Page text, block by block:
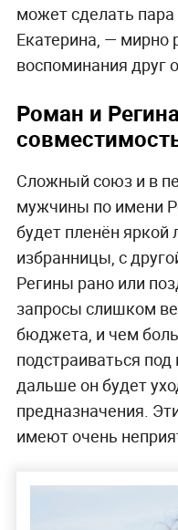
может сделать
Екатерина, — мирно
воспоминания друг
Роман и
Сложный союз и в
мужчины по имени
будет пленён яркой
избранницы, с
Регины рано или
запросы слишком
бюджета, и чем
подстраиваться
дальше он будет
предназначения.
имеют очень